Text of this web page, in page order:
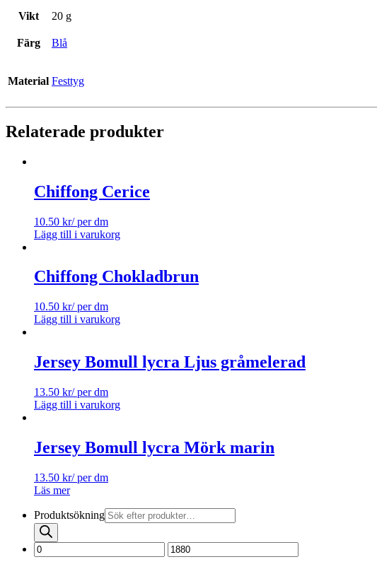
Vikt 20 g
Färg Blå
Material Festtyg
Relaterade produkter
Chiffong Cerice
10.50 kr/ per dm
Lägg till i varukorg
Chiffong Chokladbrun
10.50 kr/ per dm
Lägg till i varukorg
Jersey Bomull lycra Ljus gråmelerad
13.50 kr/ per dm
Lägg till i varukorg
Jersey Bomull lycra Mörk marin
13.50 kr/ per dm
Läs mer
Produktsökning